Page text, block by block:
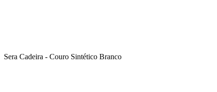
Sera Cadeira - Couro Sintético Branco